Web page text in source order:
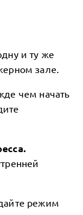
и ту же
зале.
чем начать
режим